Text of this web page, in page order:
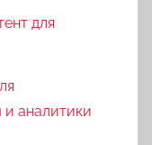
для
аналитики